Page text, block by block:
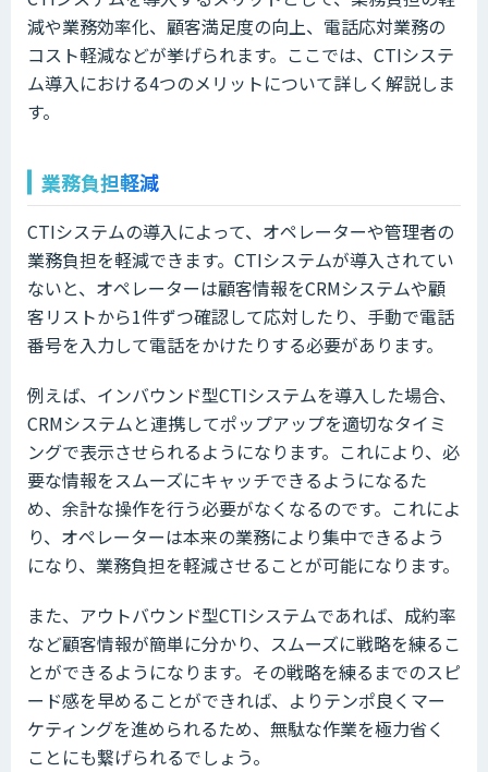
減や業務効率化、顧客満足度の向上、電話応対業務の
コスト軽減などが挙げられます。ここでは、CTIシステ
ム導入における4つのメリットについて詳しく解説しま
す。
業務負担軽減
CTIシステムの導入によって、オペレーターや管理者の
業務負担を軽減できます。CTIシステムが導入されてい
ないと、オペレーターは顧客情報をCRMシステムや顧
客リストから1件ずつ確認して応対したり、手動で電話
番号を入力して電話をかけたりする必要があります。
例えば、インバウンド型CTIシステムを導入した場合、
CRMシステムと連携してポップアップを適切なタイミ
ングで表示させられるようになります。これにより、必
要な情報をスムーズにキャッチできるようになるた
め、余計な操作を行う必要がなくなるのです。これによ
り、オペレーターは本来の業務により集中できるよう
になり、業務負担を軽減させることが可能になります。
また、アウトバウンド型CTIシステムであれば、成約率
など顧客情報が簡単に分かり、スムーズに戦略を練るこ
とができるようになります。その戦略を練るまでのスピ
ード感を早めることができれば、よりテンポ良くマー
ケティングを進められるため、無駄な作業を極力省く
ことにも繋げられるでしょう。